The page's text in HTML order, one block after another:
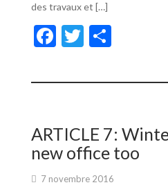
des travaux et […]
F
e
o
o
k
T
itt ta
er
ARTICLE 7:
new office too
7 novembre 2016